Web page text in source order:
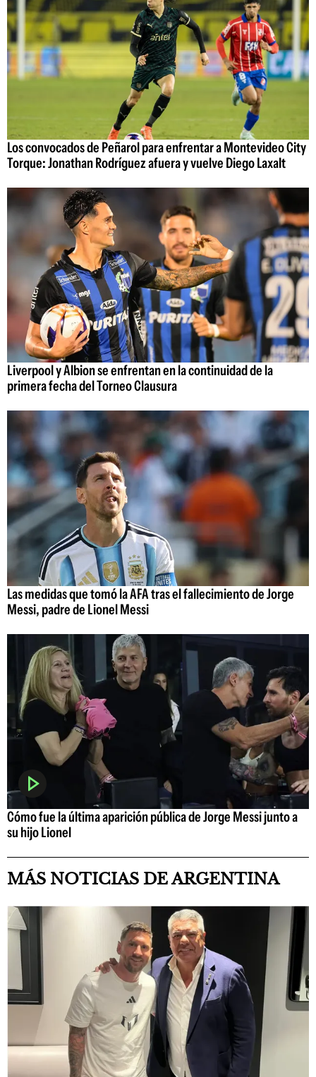
Los convocados de Peñarol para enfrentar a Montevideo City
Torque: Jonathan Rodríguez afuera y vuelve Diego Laxalt
Liverpool y Albion se enfrentan en la continuidad de la
primera fecha del Torneo Clausura
Las medidas que tomó la AFA tras el fallecimiento de Jorge
Messi, padre de Lionel Messi
Cómo fue la última aparición pública de Jorge Messi junto a
su hijo Lionel
MÁS NOTICIAS DE ARGENTINA